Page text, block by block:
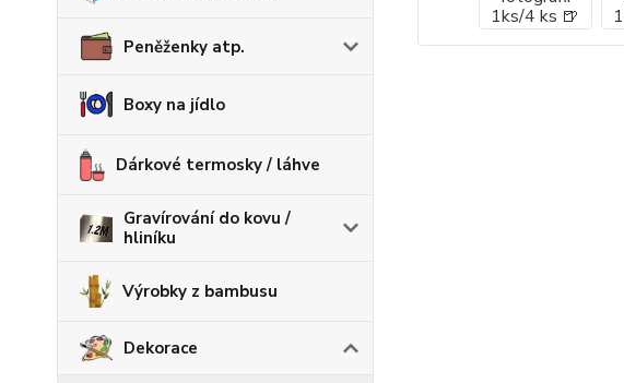
Peněženky atp.
Boxy na jídlo
Dárkové termosky / láhve
Gravírování do kovu /
hliníku
Výrobky z bambusu
Dekorace